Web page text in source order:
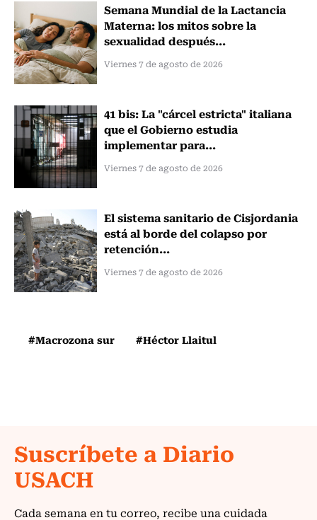
Semana Mundial de la Lactancia
Materna: los mitos sobre la
sexualidad después...
Viernes 7 de agosto de 2026
41 bis: La "cárcel estricta" italiana
que el Gobierno estudia
implementar para...
Viernes 7 de agosto de 2026
El sistema sanitario de Cisjordania
está al borde del colapso por
retención...
Viernes 7 de agosto de 2026
#Macrozona sur #Héctor Llaitul